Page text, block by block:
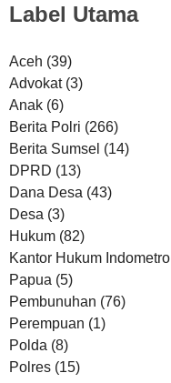
Label Utama
Aceh (39)
Advokat (3)
Anak (6)
Berita Polri (266)
Berita Sumsel (14)
DPRD (13)
Dana Desa (43)
Desa (3)
Hukum (82)
Kantor Hukum Indometro
Papua (5)
Pembunuhan (76)
Perempuan (1)
Polda (8)
Polres (15)